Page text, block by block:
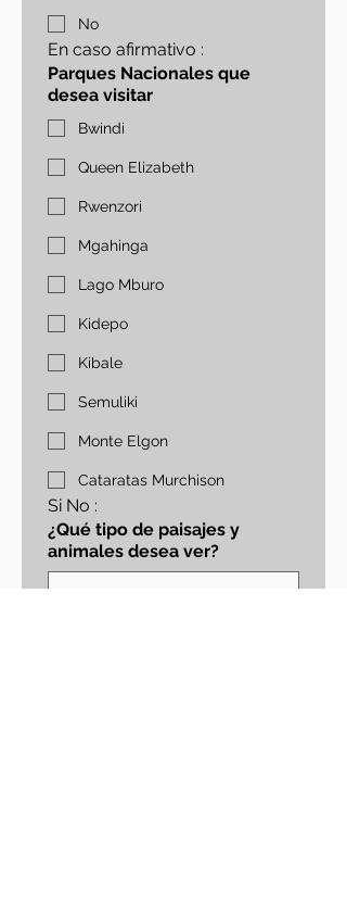
No
En caso afirmativo :
Parques Nacionales que
desea visitar
Bwindi
Queen Elizabeth
Rwenzori
Mgahinga
Lago Mburo
Kidepo
Kibale
Semuliki
Monte Elgon
Cataratas Murchison
Si No :
¿Qué tipo de paisajes y
animales desea ver?